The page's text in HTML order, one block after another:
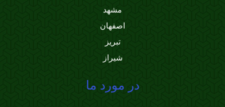
مشهد
اصفهان
تبریز
شیراز
در مورد ما